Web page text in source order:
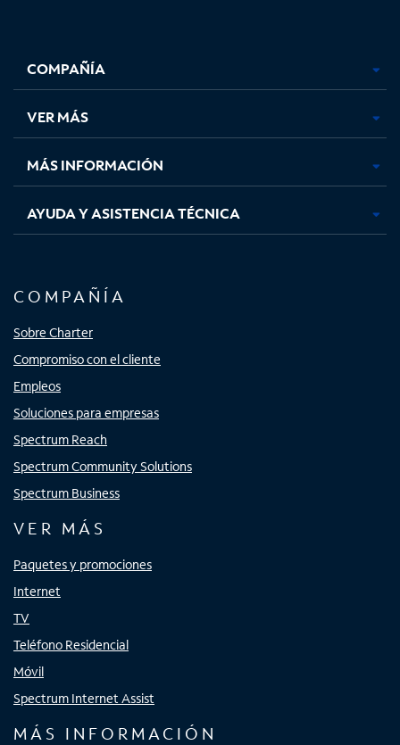
abre
en
pestaña
nueva
abre
en
pestaña
nueva
abre
en
pestaña
nueva
en
nueva
COMPAÑÍA
VER MÁS
MÁS INFORMACIÓN
AYUDA Y ASISTENCIA TÉCNICA
COMPAÑÍA
Sobre Charter
Compromiso con el cliente
Empleos
Soluciones para empresas
Spectrum Reach
Spectrum Community Solutions
Spectrum Business
VER MÁS
Paquetes y promociones
Internet
TV
Teléfono Residencial
Móvil
Spectrum Internet Assist
MÁS INFORMACIÓN